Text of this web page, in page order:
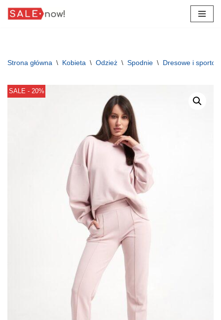
Strona główna \ Kobieta \ Odzież \ Spodnie \ Dresowe i
SALE - 20%